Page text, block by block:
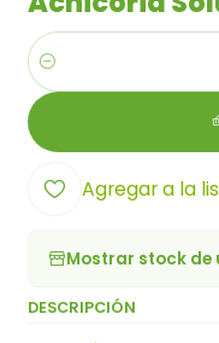
Cantidad
Agregar a la
Mostrar stock de
DESCRIPCIÓN